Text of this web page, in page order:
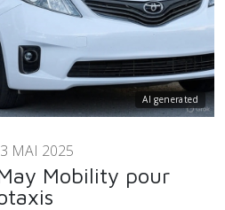
AI generated
3 MAI 2025
Mobility pour